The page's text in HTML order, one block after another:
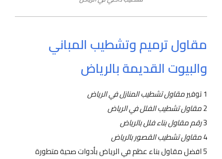
مقاول ترميم وتشطيب المباني
والبيوت القديمة بالرياض
1 توفير
مقاول تشطيب المنازل في الرياض
2مقاول تشطيب الفلل في الرياض
3رقم مقاول بناء فلل بالرياض
4مقاول تشطيب القصور بالرياض
5 افضل مقاول بناء عظم في الرياض بأدوات صحية متطورة